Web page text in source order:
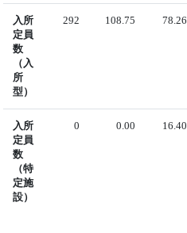
入所
定員
数
（入
所
型）
292 108.75 78.26
入所
定員
数
（特
定施
設）
0 0.00 16.40